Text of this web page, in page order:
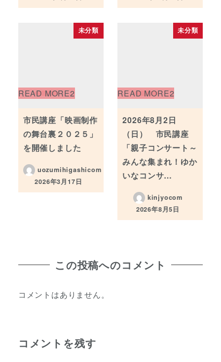
投稿日 投稿日
未分類
市民講座「映画制作
の舞台裏２０２５」
を開催しました
uozumihigashicom
投稿日
2026年3月17日
未分類
2026年8月2日
（日） 市民講座
「親子コンサート～
みんな集まれ！ゆか
いなコンサ…
kinjyocom
投稿日
2026年8月5日
この投稿へのコメント
コメントはありません。
コメントを残す